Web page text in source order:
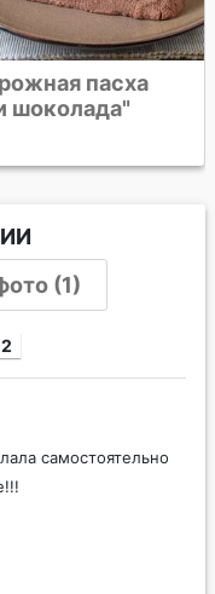
(1)
2
самостоятельно